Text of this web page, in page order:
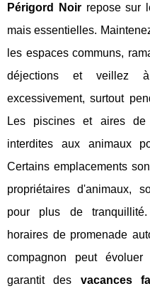
Périgord Noirrepose sur
mais essentielles.
les espaces communs,
déjections et veillez
excessivement, surtout
Les piscines et aires de
interdites aux animaux
Certains emplacements
propriétaires d'animaux,
pour plus de
horaires de promenade
compagnon peut
garantit des vacances